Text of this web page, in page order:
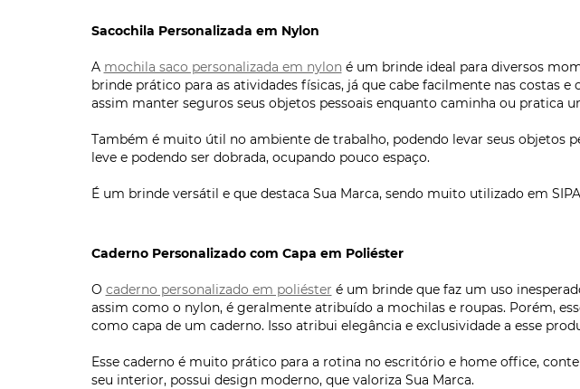
Sacochila Personalizada em Nylon
A mochila saco personalizada em nyloné um brinde ideal para diversos
brinde prático para as atividades físicas, já que cabe facilmente nas costas e
assim manter seguros seus objetos pessoais enquanto caminha ou pratica
Também é muito útil no ambiente de trabalho, podendo levar seus objetos
leve e podendo ser dobrada, ocupando pouco espaço.
É um brinde versátil e que destaca Sua Marca, sendo muito utilizado em
Caderno Personalizado com Capa em Poliéster
O caderno personalizado em poliéster é um brinde que faz um uso
assim como o nylon, é geralmente atribuído a mochilas e roupas. Porém,
como capa de um caderno. Isso atribui elegância e exclusividade a esse
Esse caderno é muito prático para a rotina no escritório e home office,
seu interior, possui design moderno, que valoriza Sua Marca.